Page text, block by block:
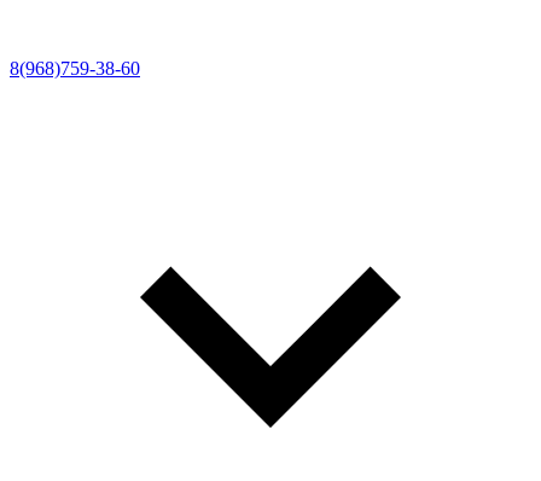
8(968)759-38-60